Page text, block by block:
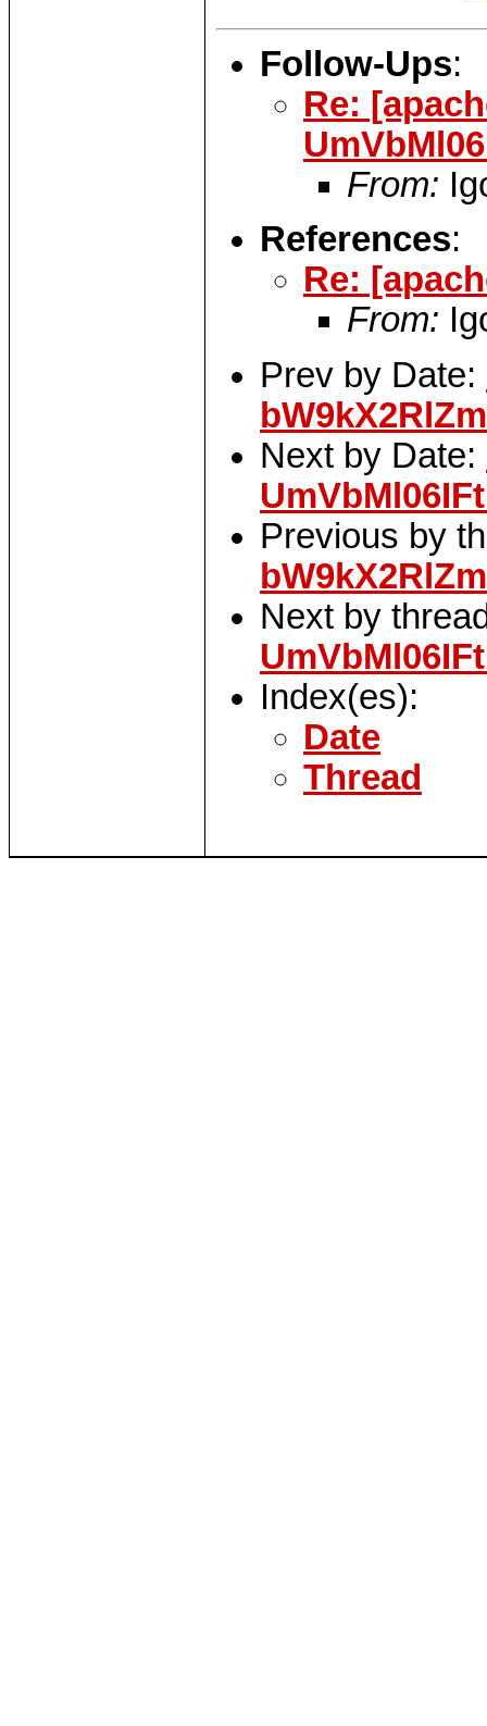
Follow-Ups:
Re:
From:
References:
Re:
From:
Prev by Date:
Next by Date:
Previous by
Next by
Index(es):
Date
Thread